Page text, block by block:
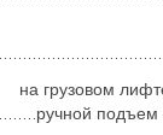
на грузовом
ручной подъем